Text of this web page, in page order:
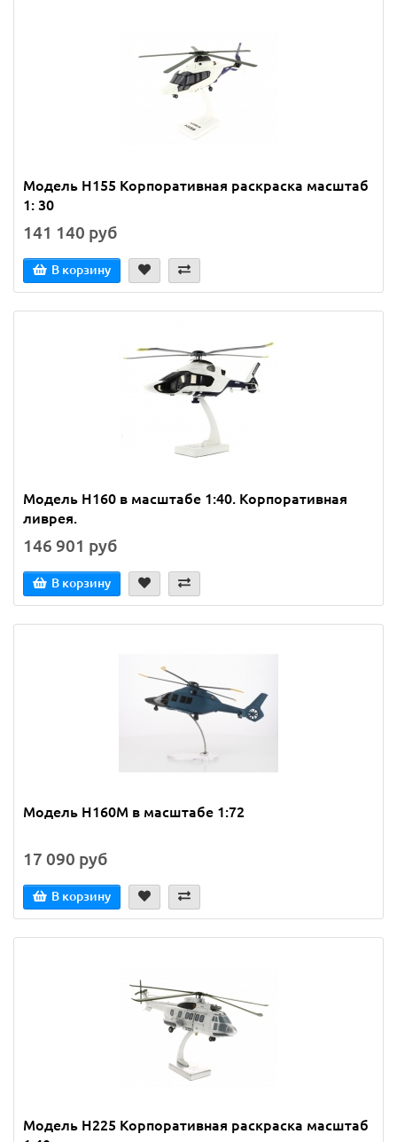
Модель H155 Корпоративная раскраска масштаб
1: 30
141 140 руб
В корзину
Модель H160 в масштабе 1:40. Корпоративная
ливрея.
146 901 руб
В корзину
Модель H160M в масштабе 1:72
17 090 руб
В корзину
Модель H225 Корпоративная раскраска масштаб